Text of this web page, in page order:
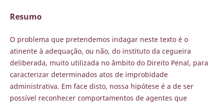
Resumo
O problema que pretendemos indagar neste texto é o
atinente à adequação, ou não, do instituto da cegueira
deliberada, muito utilizada no âmbito do Direito Penal, para
caracterizar determinados atos de improbidade
administrativa. Em face disto, nossa hipótese é a de ser
possível reconhecer comportamentos de agentes que